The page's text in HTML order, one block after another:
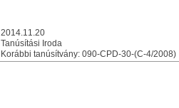
2014.11.20
Tanúsítási Iroda
Korábbi tanúsítvány: 090-CPD-30-(C-4/2008)